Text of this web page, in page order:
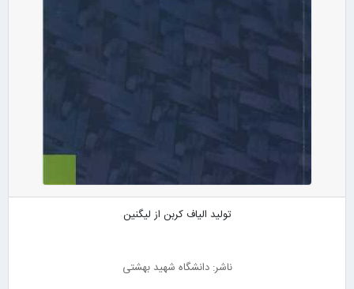
تولید الیاف کربن از لیگنین
ناشر: دانشگاه شهید بهشتی